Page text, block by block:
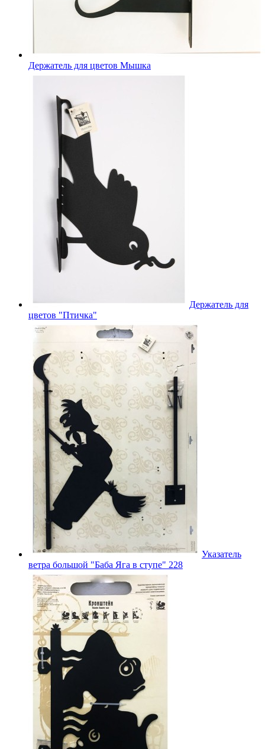
Держатель для цветов Мышка
Держатель для
цветов "Птичка"
Указатель
ветра большой "Баба Яга в ступе" 228